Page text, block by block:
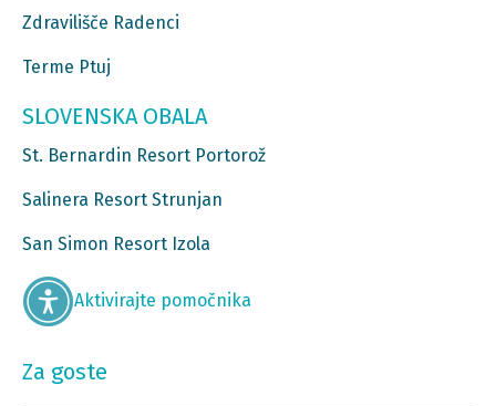
Zdravilišče Radenci
Terme Ptuj
SLOVENSKA OBALA
St. Bernardin Resort Portorož
Salinera Resort Strunjan
San Simon Resort Izola
Aktivirajte pomočnika
Za goste